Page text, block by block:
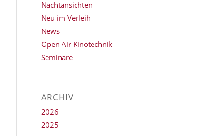
Nachtansichten
Neu im Verleih
News
Open Air Kinotechnik
Seminare
ARCHIV
2026
2025